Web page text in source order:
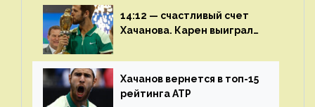
14:12 — счастливый счет
Хачанова. Карен выиграл
Хачанов вернется в топ-15
рейтинга ATP